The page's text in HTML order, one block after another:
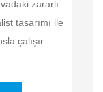
zararlı
tasarımı ile
çalışır.